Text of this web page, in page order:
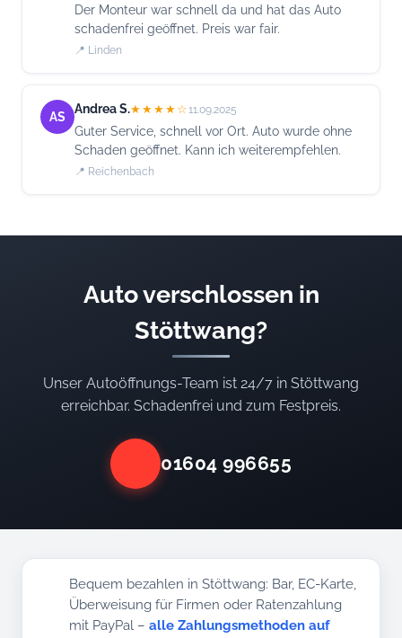
Der Monteur war schnell da und hat das Auto
schadenfrei geöffnet. Preis war fair.
📍 Linden
AS
Andrea S.★★★★☆11.09.2025
Guter Service, schnell vor Ort. Auto wurde ohne
Schaden geöffnet. Kann ich weiterempfehlen.
📍 Reichenbach
Auto verschlossen in
Stöttwang?
Unser Autoöffnungs-Team ist 24/7 in Stöttwang
erreichbar. Schadenfrei und zum Festpreis.
01604 996655
Bequem bezahlen in Stöttwang: Bar, EC-Karte,
Überweisung für Firmen oder Ratenzahlung
mit PayPal –alle Zahlungsmethoden auf